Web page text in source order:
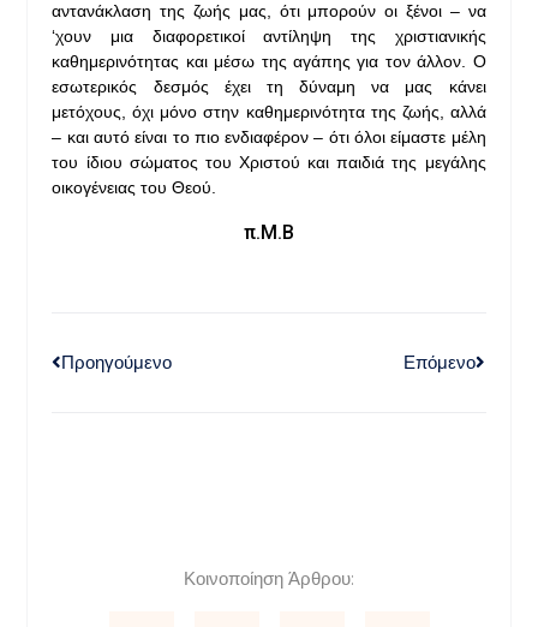
αντανάκλαση της ζωής μας, ότι μπορούν οι ξένοι – να
‘χουν μια διαφορετικοί αντίληψη της χριστιανικής
καθημερινότητας και μέσω της αγάπης για τον άλλον. Ο
εσωτερικός δεσμός έχει τη δύναμη να μας κάνει
μετόχους, όχι μόνο στην καθημερινότητα της ζωής, αλλά
– και αυτό είναι το πιο ενδιαφέρον – ότι όλοι είμαστε μέλη
του ίδιου σώματος του Χριστού και παιδιά της μεγάλης
οικογένειας του Θεού.
π.Μ.Β
Προηγούμενο Επόμενο
Κοινοποίηση Άρθρου: